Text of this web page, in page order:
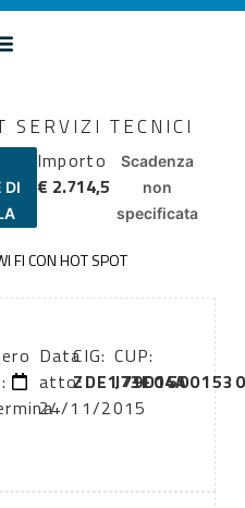
SERVIZI TECNICI
DI
Importo
€ 2.714,5
Scadenza
non
specificata
FI CON HOT SPOT
Data
atto:
24/11/2015
CIG:
ZDE173F04A
CUP: